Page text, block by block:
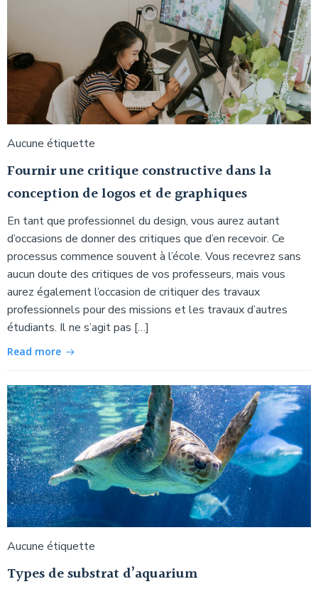
Aucune étiquette
Fournir une critique constructive dans la
conception de logos et de graphiques
En tant que professionnel du design, vous aurez autant
d’occasions de donner des critiques que d’en recevoir. Ce
processus commence souvent à l’école. Vous recevrez sans
aucun doute des critiques de vos professeurs, mais vous
aurez également l’occasion de critiquer des travaux
professionnels pour des missions et les travaux d’autres
étudiants. Il ne s’agit pas […]
Read more
Aucune étiquette
Types de substrat d’aquarium